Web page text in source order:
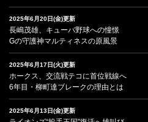
2025年6月20日(金)更新
長嶋茂雄、キューバ野球への憧憬
Gの守護神マルティネスの原風景
2025年6月17日(火)更新
ホークス、交流戦テコに首位戦線へ
6年目・柳町達ブレークの理由とは
2025年6月13日(金)更新